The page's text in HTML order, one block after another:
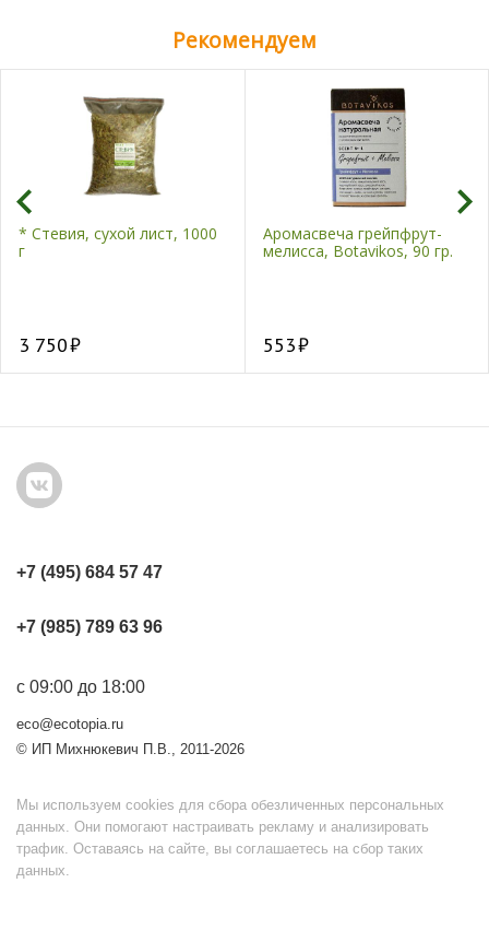
Рекомендуем
* Стевия, сухой лист, 1000
г
3 750
Аромасвеча грейпфрут-
мелисса, Botavikos, 90 гр.
553
+7 (495) 684 57 47
+7 (985) 789 63 96
с 09:00 до 18:00
eco@ecotopia.ru
© ИП Михнюкевич П.В., 2011-2026
Мы используем cookies для сбора обезличенных персональных
данных. Они помогают настраивать рекламу и анализировать
трафик. Оставаясь на сайте, вы соглашаетесь на сбор таких
данных.